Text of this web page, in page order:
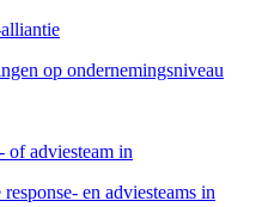
op ondernemingsniveau
of adviesteam in
en adviesteams in